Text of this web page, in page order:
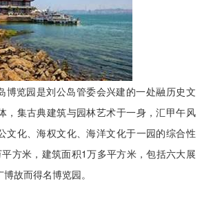
博览园是刘公岛管委会兴建的一处融历史文
，集古典建筑与园林艺术于一身，汇甲午风
文化、海权文化、海洋文化于一园的综合性
方米，建筑面积1万多平方米，包括六大展
故而得名博览园。